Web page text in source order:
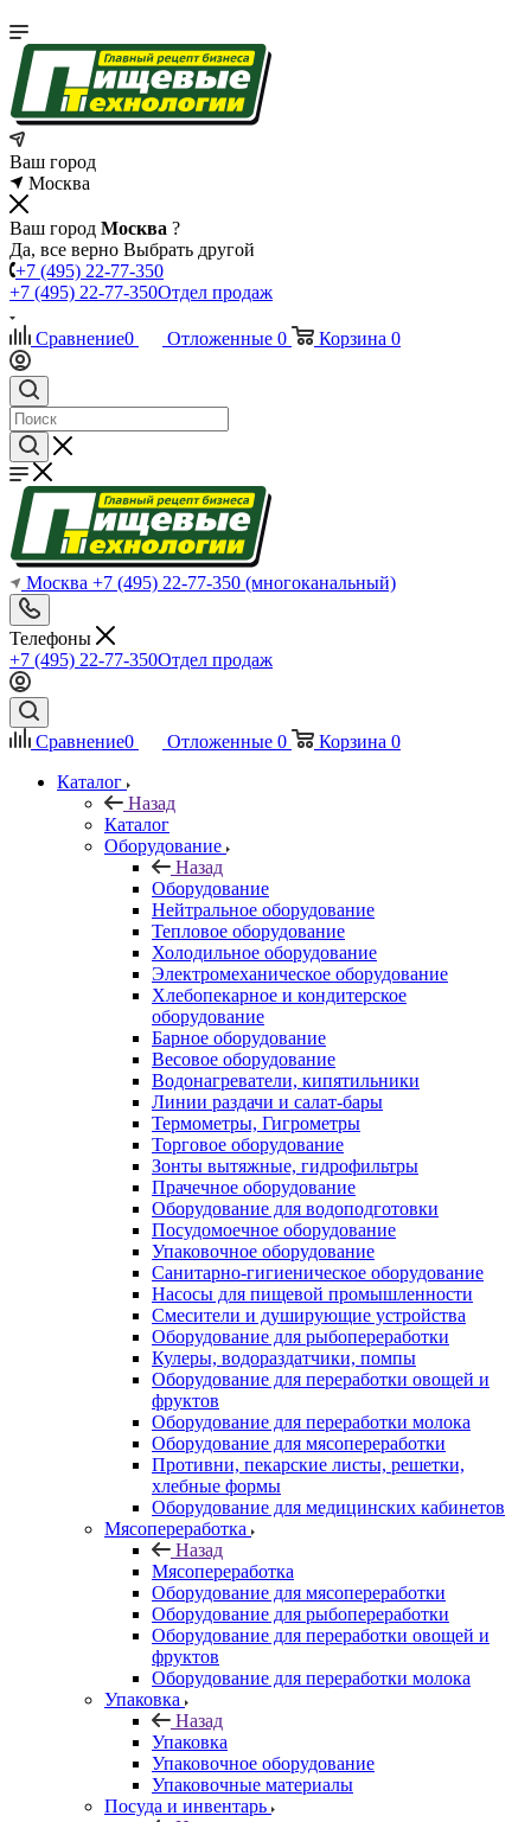
Ваш город
Москва
Ваш город Москва ?
Да, все верно Выбрать другой
+7 (495) 22-77-350
+7 (495) 22-77-350Отдел продаж
Сравнение0 Отложенные 0 Корзина 0
Москва +7 (495) 22-77-350 (многоканальный)
Телефоны
+7 (495) 22-77-350Отдел продаж
Сравнение0 Отложенные 0 Корзина 0
Каталог
Назад
Каталог
Оборудование
Назад
Оборудование
Нейтральное оборудование
Тепловое оборудование
Холодильное оборудование
Электромеханическое оборудование
Хлебопекарное и кондитерское
оборудование
Барное оборудование
Весовое оборудование
Водонагреватели, кипятильники
Линии раздачи и салат-бары
Термометры, Гигрометры
Торговое оборудование
Зонты вытяжные, гидрофильтры
Прачечное оборудование
Оборудование для водоподготовки
Посудомоечное оборудование
Упаковочное оборудование
Санитарно-гигиеническое оборудование
Насосы для пищевой промышленности
Смесители и душирующие устройства
Оборудование для рыбопереработки
Кулеры, водораздатчики, помпы
Оборудование для переработки овощей и
фруктов
Оборудование для переработки молока
Оборудование для мясопереработки
Противни, пекарские листы, решетки,
хлебные формы
Оборудование для медицинских кабинетов
Мясопереработка
Назад
Мясопереработка
Оборудование для мясопереработки
Оборудование для рыбопереработки
Оборудование для переработки овощей и
фруктов
Оборудование для переработки молока
Упаковка
Назад
Упаковка
Упаковочное оборудование
Упаковочные материалы
Посуда и инвентарь